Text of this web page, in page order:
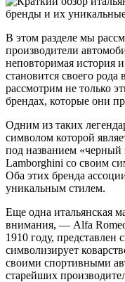
В этом разделе мы
производители
неповторимая история
становится своего
рассмотрим не только
брендах, которые они
Одним из таких
символом которой
под названием «черный
Lamborghini со своим
Оба этих бренда
уникальным стилем.
Еще одна итальянская
внимания, — Alfa
1910 году,
символизирует
своими спортивными
старейших